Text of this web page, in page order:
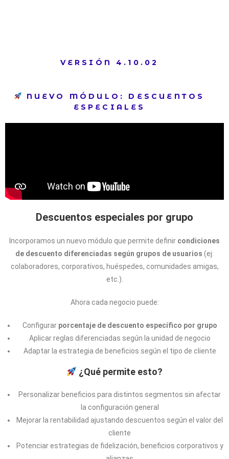
VERSIÓN 4.10.02
NUEVO MÓDULO: DESCUENTOS
ESPECIALES
Descuentos especiales por grupo
Incorporamos un nuevo módulo que permite definir condiciones
de descuento diferenciadas según grupos de usuarios (ej:
colaboradores, corporativos, huéspedes, comunidades amigas,
etc.).
Ahora cada negocio puede:
Configurar porcentaje de descuento específico por grupo
Aplicar reglas diferenciadas según la unidad de negocio
Adaptar la estrategia de beneficios según el tipo de cliente
¿Qué permite esto?
Personalizar beneficios para distintos segmentos sin afectar
la configuración general
Mejorar la rentabilidad ajustando descuentos según el valor del
cliente
Potenciar estrategias de fidelización, beneficios corporativos y